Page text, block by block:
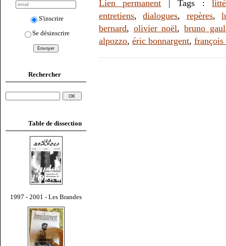
S'inscrire
Se désinscrire
Rechercher
Table de dissection
1997 - 2001 - Les Brandes
Lien permanent | Tags :
entretiens,dialogues, repères,
bernard, olivier noël, bruno
alpozzo, éric bonnargent,